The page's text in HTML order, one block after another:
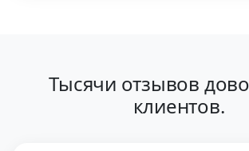
Тысячи отзывов
клиентов.